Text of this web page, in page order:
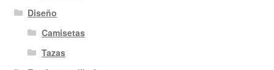
Diseño
Camisetas
Tazas